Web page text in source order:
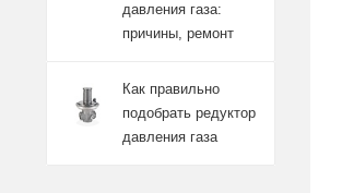
давления газа:
причины, ремонт
Как правильно
подобрать редуктор
давления газа